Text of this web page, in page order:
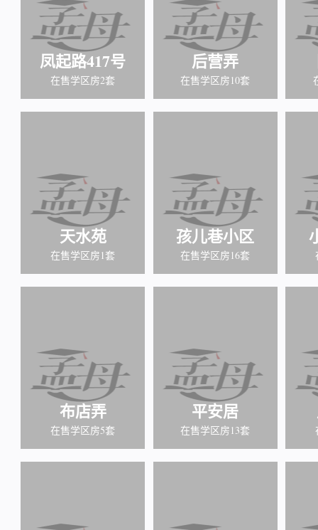
凤起路417号
在售学区房2套
后营弄
在售学区房10套
天水苑
在售学区房1套
孩儿巷小区
在售学区房16套
布店弄
在售学区房5套
平安居
在售学区房13套